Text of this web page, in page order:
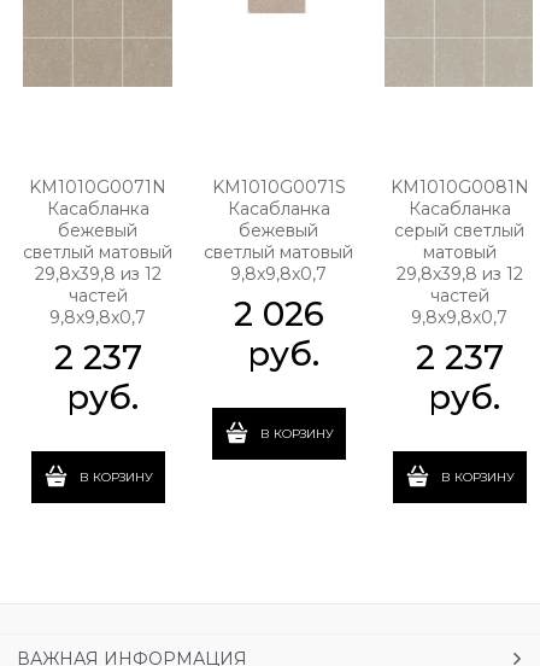
KM1010G0071N
Касабланка
бежевый
светлый матовый
29,8х39,8 из 12
частей
9,8x9,8x0,7
2 237
руб.
В КОРЗИНУ
KM1010G0071S
Касабланка
бежевый
светлый матовый
9,8x9,8x0,7
2 026
руб.
В КОРЗИНУ
KM1010G0081N
Касабланка
серый светлый
матовый
29,8х39,8 из 12
частей
9,8x9,8x0,7
2 237
руб.
В КОРЗИНУ
ВАЖНАЯ ИНФОРМАЦИЯ